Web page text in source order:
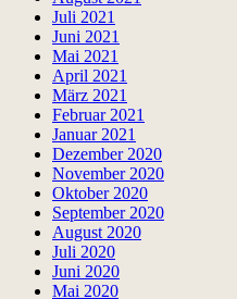
Juli 2021
Juni 2021
Mai 2021
April 2021
März 2021
Februar 2021
Januar 2021
Dezember 2020
November 2020
Oktober 2020
September 2020
August 2020
Juli 2020
Juni 2020
Mai 2020